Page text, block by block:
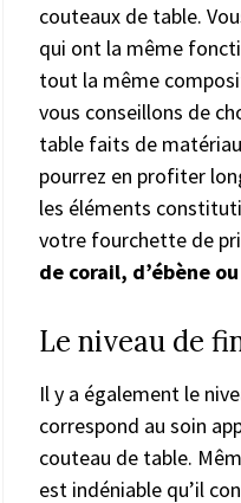
couteaux de table.
qui ont la même
tout la même
vous conseillons de
table faits de
pourrez en profiter
les éléments
votre fourchette de
de corail, d’ébène
Le niveau de
Il y a également le
correspond au soin
couteau de table.
est indéniable qu’il